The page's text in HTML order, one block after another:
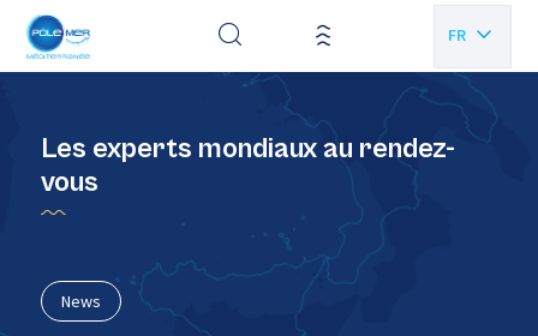
FR
Les experts mondiaux au rendez-
vous
News
Panneau de gestion des cookies